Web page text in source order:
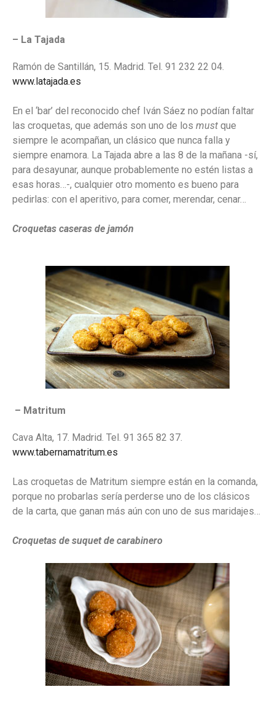
– La Tajada
Ramón de Santillán, 15. Madrid. Tel. 91 232 22 04.
www.latajada.es
En el ‘bar’ del reconocido chef Iván Sáez no podían faltar
las croquetas, que además son uno de los must que
siempre le acompañan, un clásico que nunca falla y
siempre enamora. La Tajada abre a las 8 de la mañana -sí,
para desayunar, aunque probablemente no estén listas a
esas horas…-, cualquier otro momento es bueno para
pedirlas: con el aperitivo, para comer, merendar, cenar…
Croquetas caseras de jamón
– Matritum
Cava Alta, 17. Madrid. Tel. 91 365 82 37.
www.tabernamatritum.es
Las croquetas de Matritum siempre están en la comanda,
porque no probarlas sería perderse uno de los clásicos
de la carta, que ganan más aún con uno de sus maridajes…
Croquetas de suquet de carabinero